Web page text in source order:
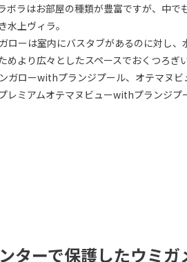
ボラはお部屋の種類が豊富ですが、中で
水上ヴィラ。
ローは室内にバスタブがあるのに対し、
めより広々としたスペースでおくつろぎ
ガローwithプランジプール、オテマヌ
レミアムオテマヌビューwithプランジプ
ターで保護したウミガ